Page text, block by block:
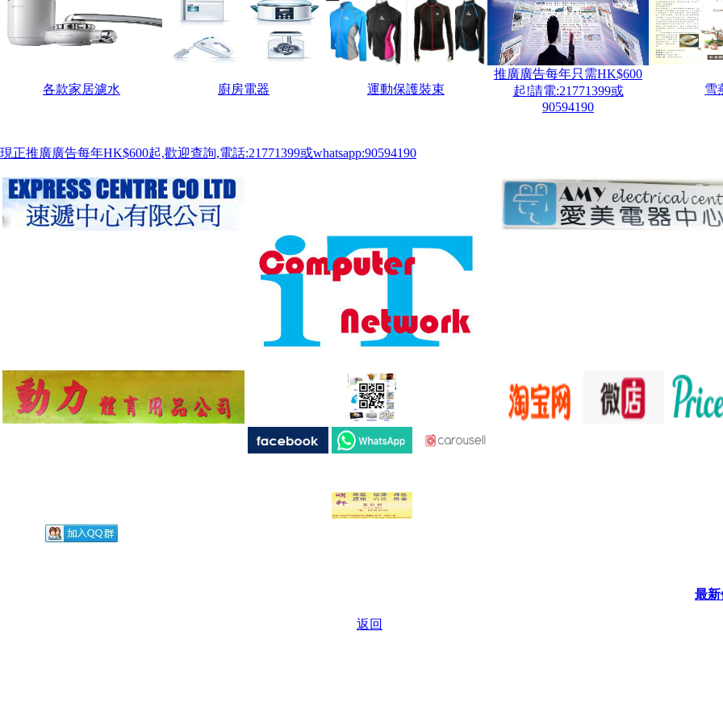
各款家居濾水 廚房電器 運動保護裝束
推廣廣告每年只需HK$600
起!請電:21771399或
90594190
雪
現正推廣廣告每年HK$600起,歡迎查詢,電話:21771399或whatsapp:90594190
最
返回